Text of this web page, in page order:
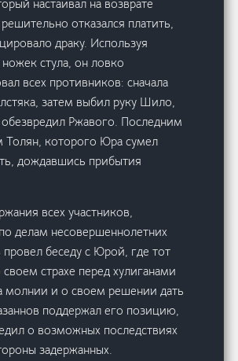
настаивал на возврате
отказался платить,
драку. Используя
стула, он ловко
всех противников: сначала
затем выбил руку Шило,
обезвредил Ржавого. Последним
Толян, которого Юра сумел
дождавшись прибытия
всех участников,
делам несовершеннолетних
провел беседу с Юрой, где тот
своем страхе перед хулиганами
молнии и о своем решении дать
поддержал его позицию,
о возможных последствиях
задержанных.